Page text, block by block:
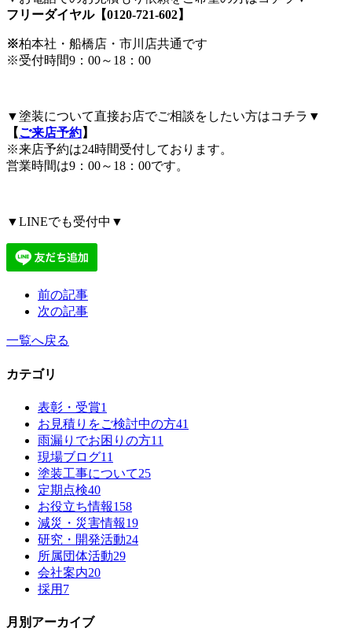
フリーダイヤル【0120-721-602】
※柏本社・船橋店・市川店共通です
※受付時間9：00～18：00
▼塗装について直接お店でご相談をしたい方はコチラ▼
【ご来店予約】
※来店予約は24時間受付しております。
営業時間は9：00～18：00です。
▼LINEでも受付中▼
前の記事
次の記事
一覧へ戻る
カテゴリ
表彰・受賞1
お見積りをご検討中の方41
雨漏りでお困りの方11
現場ブログ11
塗装工事について25
定期点検40
お役立ち情報158
減災・災害情報19
研究・開発活動24
所属団体活動29
会社案内20
採用 7
月別アーカイブ